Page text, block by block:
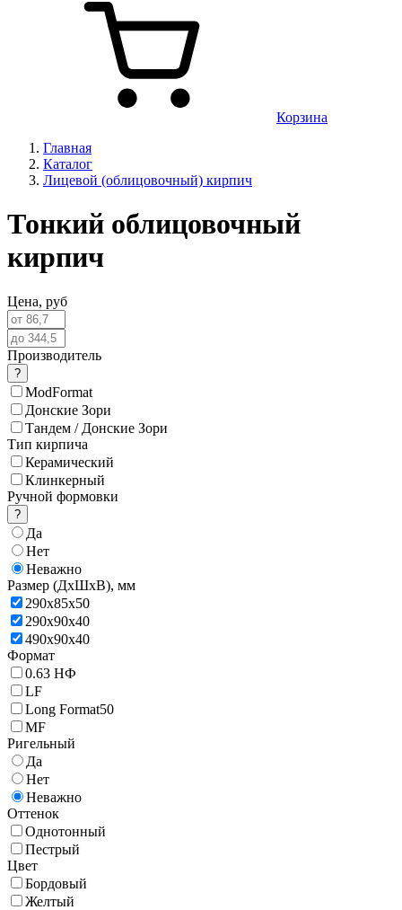
Корзина
Главная
Каталог
Лицевой (облицовочный) кирпич
Тонкий облицовочный
кирпич
Цена, руб
Производитель
?
ModFormat
Донские Зори
Тандем / Донские Зори
Тип кирпича
Керамический
Клинкерный
Ручной формовки
?
Да
Нет
Неважно
Размер (ДхШхВ), мм
290x85х50
290х90х40
490х90х40
Формат
0.63 НФ
LF
Long Format50
MF
Ригельный
Да
Нет
Неважно
Оттенок
Однотонный
Пестрый
Цвет
Бордовый
Желтый